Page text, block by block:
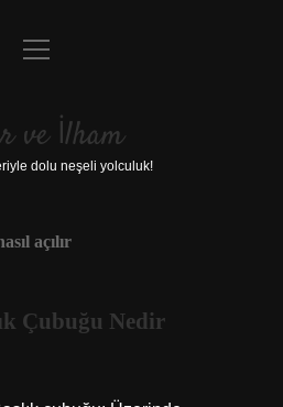
Anasayfa
Uyarı
menüyü
ve İlham
dolu neşeli yolculuk!
açılır
Çubuğu Nedir